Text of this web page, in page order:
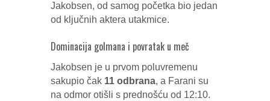
Jakobsen, od samog početka bio jedan
od ključnih aktera utakmice.
Dominacija golmana i povratak u meč
Jakobsen je u prvom poluvremenu
sakupio čak 11 odbrana, a Farani su
na odmor otišli s prednošću od 12:10.